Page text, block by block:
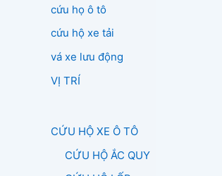
cứu họ ô tô
cứu hộ xe tải
vá xe lưu động
VỊ TRÍ
CỨU HỘ XE Ô TÔ
CỨU HỘ ẮC QUY